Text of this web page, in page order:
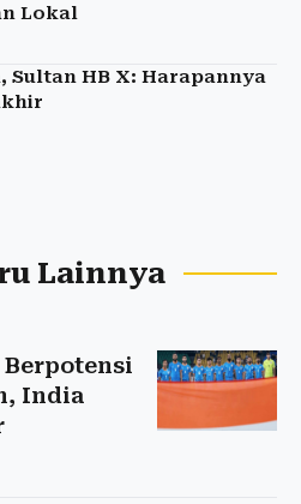
Lokal
Sultan HB X: Harapannya
Lainnya
India